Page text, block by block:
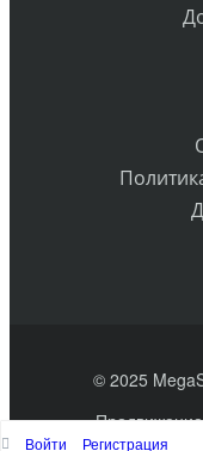
© 2025
Войти Регистрация